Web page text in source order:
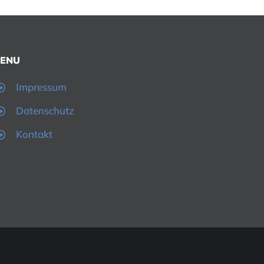
Impressum
Datenschutz
Kontakt